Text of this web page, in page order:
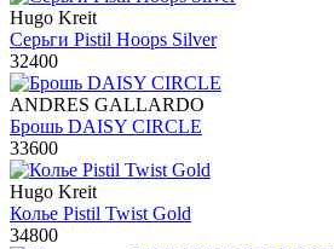
Hugo Kreit
Серьги Pistil Hoops Silver
32400
ANDRES GALLARDO
Брошь DAISY CIRCLE
33600
Hugo Kreit
Колье Pistil Twist Gold
34800